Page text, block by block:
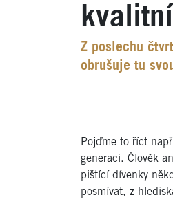
Z poslechu
obrušuje tu
Pojďme to říct
generaci. Člověk
pištící dívenky
posmívat, z